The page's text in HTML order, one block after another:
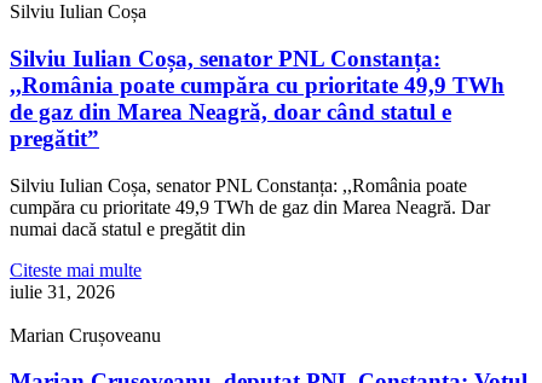
Silviu Iulian Coșa
Silviu Iulian Coșa, senator PNL Constanța:
,,România poate cumpăra cu prioritate 49,9 TWh
de gaz din Marea Neagră, doar când statul e
pregătit”
Silviu Iulian Coșa, senator PNL Constanța: ,,România poate
cumpăra cu prioritate 49,9 TWh de gaz din Marea Neagră. Dar
numai dacă statul e pregătit din
Citeste mai multe
iulie 31, 2026
Marian Crușoveanu